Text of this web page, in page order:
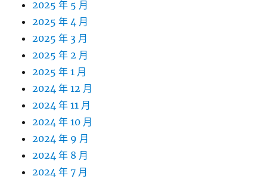
2025 年 5 月
2025 年 4 月
2025 年 3 月
2025 年 2 月
2025 年 1 月
2024 年 12 月
2024 年 11 月
2024 年 10 月
2024 年 9 月
2024 年 8 月
2024 年 7 月